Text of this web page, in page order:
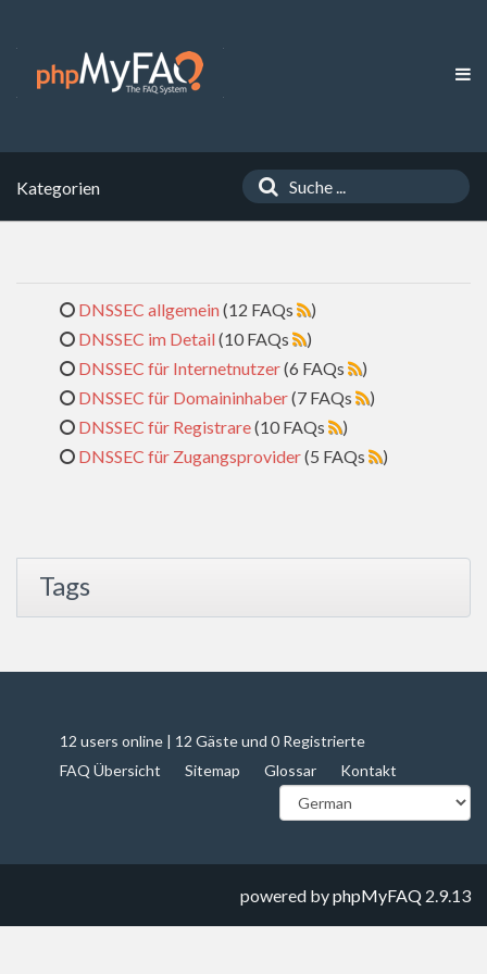
Kategorien
DNSSEC allgemein(12 FAQs
)
DNSSEC im Detail(10 FAQs
)
DNSSEC für Internetnutzer(6 FAQs
)
DNSSEC für Domaininhaber(7 FAQs
)
DNSSEC für Registrare(10 FAQs
)
DNSSEC für Zugangsprovider(5 FAQs )
Tags
12 users online | 12 Gäste und 0 Registrierte
FAQ Übersicht
Sitemap Glossar Kontakt
powered byphpMyFAQ 2.9.13